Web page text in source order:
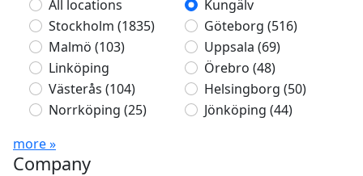
All locations
Kungälv
Stockholm (1835) Göteborg (516)
Malmö (103) Uppsala (69)
Linköping
Örebro (48)
Västerås (104) Helsingborg (50)
Norrköping (25) Jönköping (44)
more »
Company